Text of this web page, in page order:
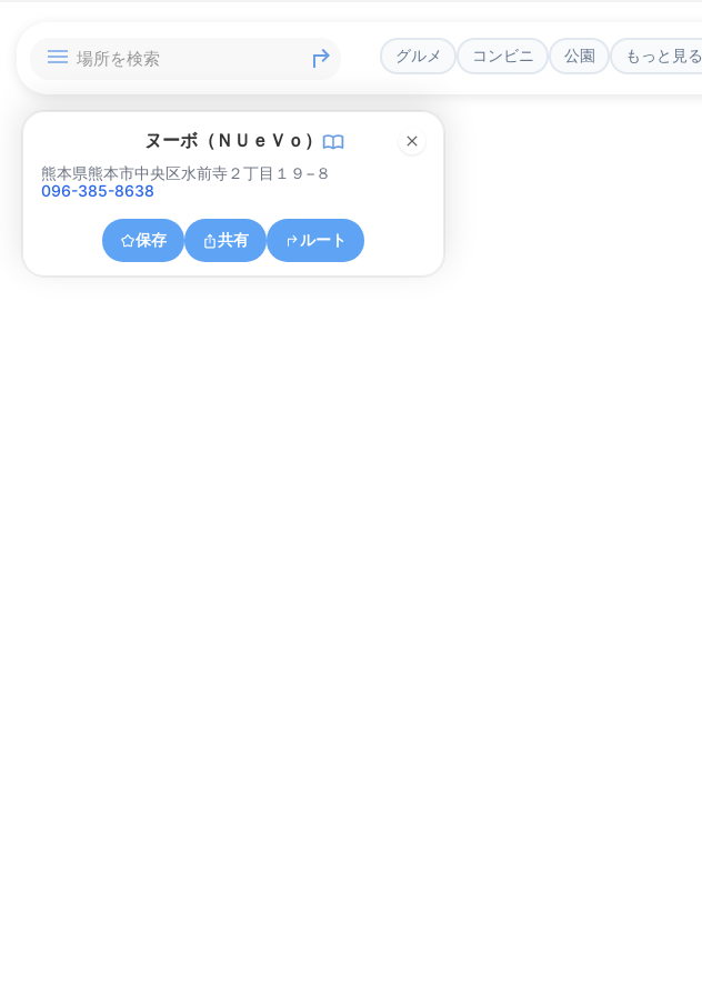
グルメ コンビニ 公園 もっと見る
ヌーボ（ＮＵｅＶｏ）
熊本県熊本市中央区水前寺２丁目１９−８
096-385-8638
保存 共有 ルート